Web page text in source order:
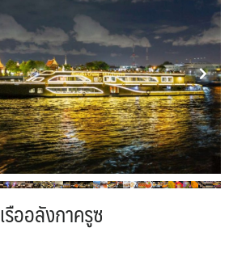
PAK ปากีสถาน
SAU ซาอุดิอาระเบีย 1
SGP สิงคโปร์ 4
TWN ไต้หวัน 9
TKM เติร์กเมนิสถาน 1
UZB อุซเบกิสถาน 4
YEM เยเมน 0
VNM เวียดนาม 35
GRL กรีนแลนด์
ISL ไอซ์แลนด์ 4
MDA มอลโดวา 0
MLT มอลต้า 1
0 NOR นอร์เวย์ 3
PRT โปรตุเกส 3
สแกนดิเนเวีย
ESP สเปน 4
CHE สวิตเซอร์แลนด์
UKR ยูเครน
เรืออลังกาครูซ